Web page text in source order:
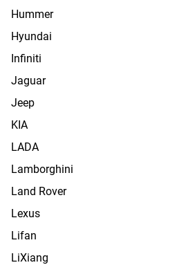
Hummer
Hyundai
Infiniti
Jaguar
Jeep
KIA
LADA
Lamborghini
Land Rover
Lexus
Lifan
LiXiang